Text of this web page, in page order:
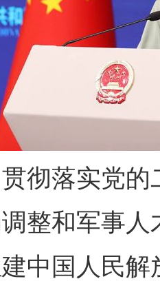
贯彻落实党的
整和军事
中国人民